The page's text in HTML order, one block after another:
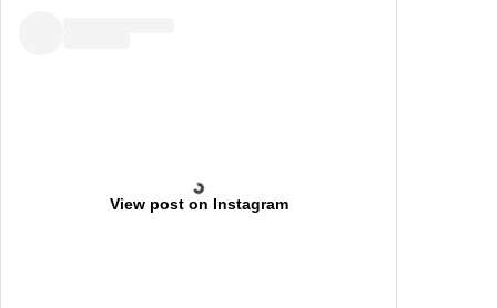
View post on Instagram